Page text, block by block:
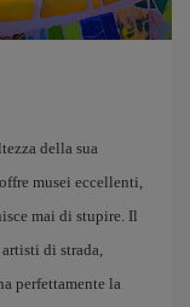
della sua
musei eccellenti,
mai di stupire. Il
di strada,
perfettamente la